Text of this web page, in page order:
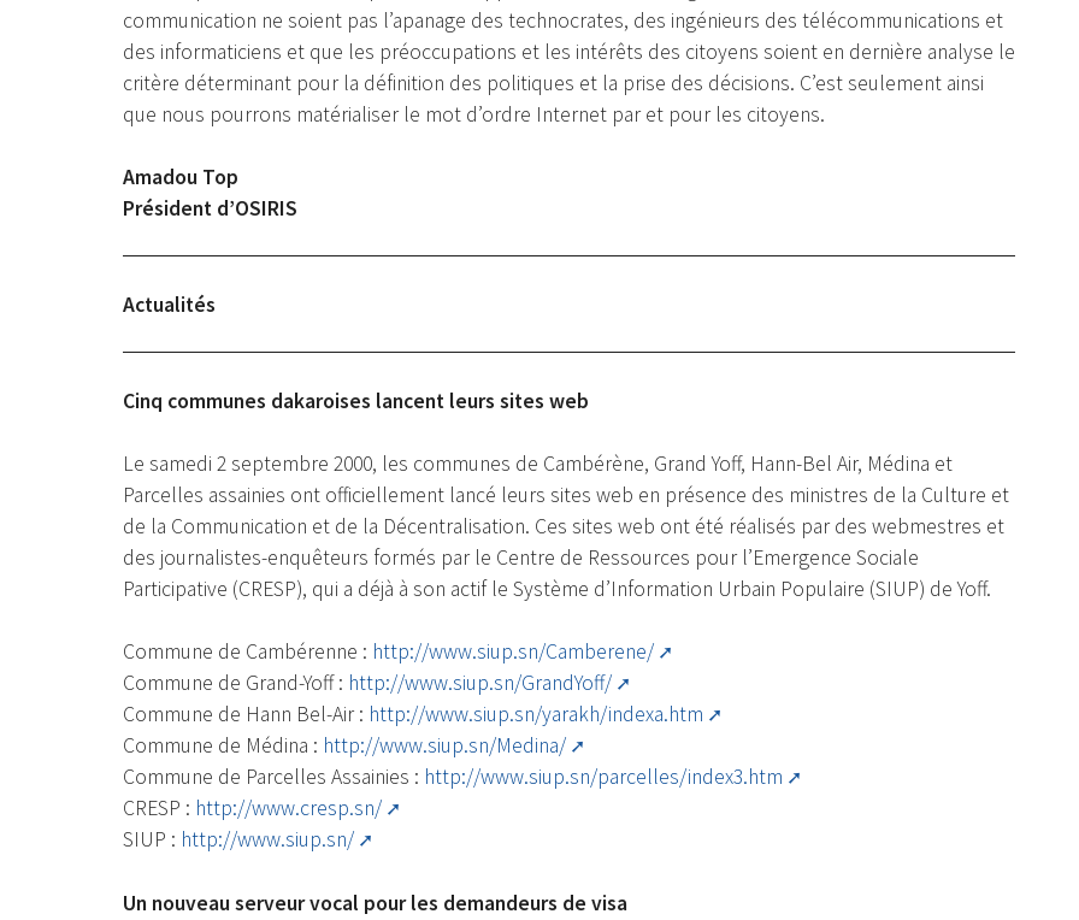
communication ne soient pas l’apanage des technocrates, des ingénieurs des télécommunications et
des informaticiens et que les préoccupations et les intérêts des citoyens soient en dernière analyse le
critère déterminant pour la définition des politiques et la prise des décisions. C’est seulement ainsi
que nous pourrons matérialiser le mot d’ordre Internet par et pour les citoyens.
Amadou Top
Président d’OSIRIS
Actualités
Cinq communes dakaroises lancent leurs sites web
Le samedi 2 septembre 2000, les communes de Cambérène, Grand Yoff, Hann-Bel Air, Médina et
Parcelles assainies ont officiellement lancé leurs sites web en présence des ministres de la Culture et
de la Communication et de la Décentralisation. Ces sites web ont été réalisés par des webmestres et
des journalistes-enquêteurs formés par le Centre de Ressources pour l’Emergence Sociale
Participative (CRESP), qui a déjà à son actif le Système d’Information Urbain Populaire (SIUP) de Yoff.
Commune de Cambérenne : http://www.siup.sn/Camberene/
Commune de Grand-Yoff : http://www.siup.sn/GrandYoff/
Commune de Hann Bel-Air : http://www.siup.sn/yarakh/indexa.htm
Commune de Médina : http://www.siup.sn/Medina/
Commune de Parcelles Assainies : http://www.siup.sn/parcelles/index3.htm
CRESP : http://www.cresp.sn/
SIUP : http://www.siup.sn/
Un nouveau serveur vocal pour les demandeurs de visa